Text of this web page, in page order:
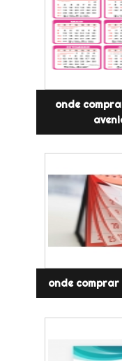
onde
onde